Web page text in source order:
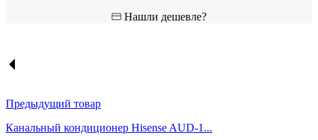
Нашли дешевле?
Предыдущий товар
Канальный кондиционер Hisense AUD-1...